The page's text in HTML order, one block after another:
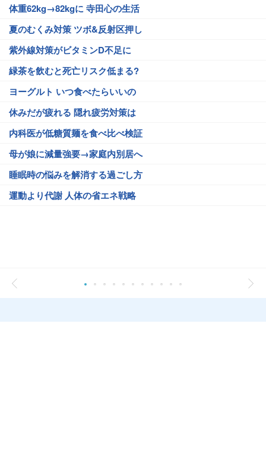
体重62kg→82kgに 寺田心の生活
夏のむくみ対策 ツボ&反射区押し
紫外線対策がビタミンD不足に
緑茶を飲むと死亡リスク低まる?
ヨーグルト いつ食べたらいいの
休みだが疲れる 隠れ疲労対策は
内科医が低糖質麺を食べ比べ検証
母が娘に減量強要→家庭内別居へ
睡眠時の悩みを解消する過ごし方
運動より代謝 人体の省エネ戦略